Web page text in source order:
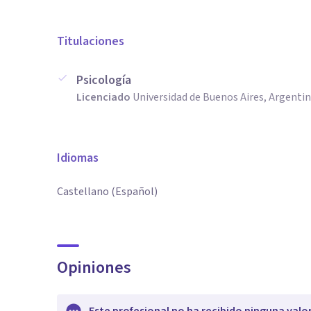
Titulaciones
Psicología
Licenciado Universidad de Buenos Aires,
Idiomas
Castellano (Español)
Opiniones